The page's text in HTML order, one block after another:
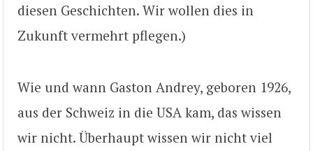
diesen Geschichten. Wir wollen dies in
Zukunft vermehrt pflegen.)
Wie und wann Gaston Andrey, geboren 1926,
aus der Schweiz in die USA kam, das wissen
wir nicht. Überhaupt wissen wir nicht viel